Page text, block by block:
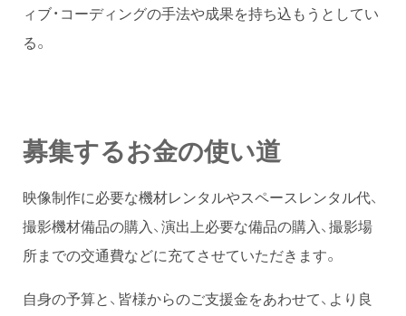
ィブ・コーディングの手法や成果を持ち込もうとしてい
る。
募集するお金の使い道
映像制作に必要な機材レンタルやスペースレンタル代、
撮影機材備品の購入、演出上必要な備品の購入、撮影場
所までの交通費などに充てさせていただきます。
自身の予算と、皆様からのご支援金をあわせて、より良